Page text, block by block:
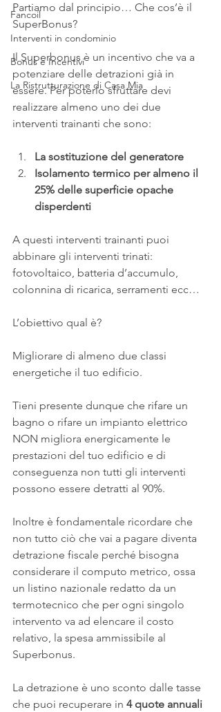
Fancoil
Interventi in condominio
Bonus e Incentivi
La Ristrutturazione di Casa Mia
Partiamo dal principio… Che cos’è il
SuperBonus?
Il Superbonus è un incentivo che va a
potenziare delle detrazioni già in
essere. Per poterlo sfruttare devi
realizzare almeno uno dei due
interventi trainanti che sono:
La sostituzione del generatore
Isolamento termico per almeno il
25% delle superficie opache
disperdenti
A questi interventi trainanti puoi
abbinare gli interventi trinati:
fotovoltaico, batteria d’accumulo,
colonnina di ricarica, serramenti ecc…
L’obiettivo qual è?
Migliorare di almeno due classi
energetiche il tuo edificio.
Tieni presente dunque che rifare un
bagno o rifare un impianto elettrico
NON migliora energicamente le
prestazioni del tuo edificio e di
conseguenza non tutti gli interventi
possono essere detratti al 90%.
Inoltre è fondamentale ricordare che
non tutto ciò che vai a pagare diventa
detrazione fiscale perché bisogna
considerare il computo metrico, ossa
un listino nazionale redatto da un
termotecnico che per ogni singolo
intervento va ad elencare il costo
relativo, la spesa ammissibile al
Superbonus.
La detrazione è uno sconto dalle tasse
che puoi recuperare in 4 quote annuali